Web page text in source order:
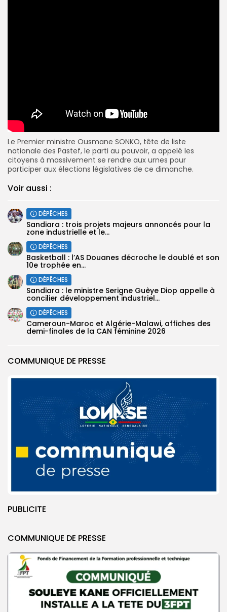
COMMUNIQUE DE PRESSE
PUBLICITE
COMMUNIQUE DE PRESSE
Le Premier ministre Ousmane SONKO, tête de liste
nationale des Pastef, le parti au pouvoir, a appelé les
citoyens à massivement se rendre aux urnes pour
participer aux élections législatives de ce dimanche.
Voir aussi :
DÉPÊCHES
Sandiara : trois projets majeurs annoncés pour la
zone industrielle et le...
DÉPÊCHES
‎Basketball : l’AS Douanes décroche le doublé et son
10e trophée ‎en...
DÉPÊCHES
Sandiara : le ministre Serigne Guèye Diop appelle à
concilier développement industriel...
DÉPÊCHES
‎Cameroun-Maroc et Algérie-Malawi, affiches des
demi-finales ‎de la CAN féminine 2026